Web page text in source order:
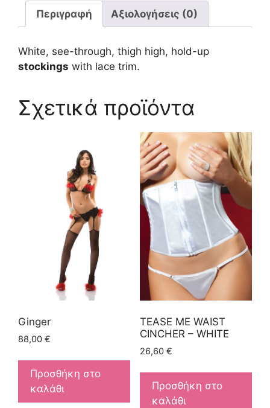
Περιγραφή Αξιολογήσεις (0)
White, see-through, thigh high, hold-up
stockings with lace trim.
Σχετικά προϊόντα
Ginger
88,00 €
Προσθήκη στο
καλάθι
TEASE ME WAIST
CINCHER – WHITE
26,60 €
Προσθήκη στο
καλάθι